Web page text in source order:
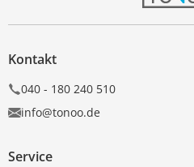
Kontakt
040 - 180 240 510
info@tonoo.de
Service